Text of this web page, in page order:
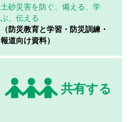
土砂災害を防ぐ、備える、学
ぶ、伝える
（防災教育と学習・防災訓練・
報道向け資料）
共有する